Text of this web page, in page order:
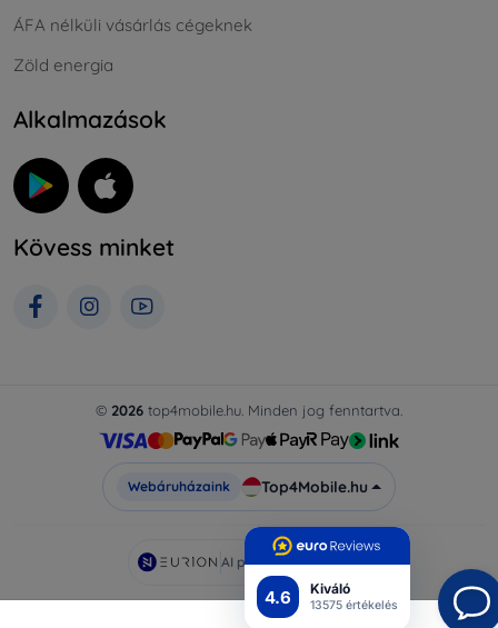
4.6 Kiváló
13575 értékelés
ÁFA nélküli vásárlás cégeknek
Zöld energia
Alkalmazások
Kövess minket
© 2026 top4mobile.hu. Minden jog fenntartva.
Webáruházaink Top4Mobile.hu
AI powered byEurion